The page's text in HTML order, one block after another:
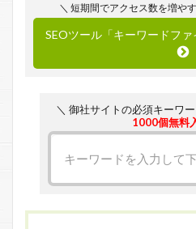
＼ 短期間でアクセス数を増や
SEOツール「キーワードフ
＼ 御社サイトの必須キーワ
1000個無料